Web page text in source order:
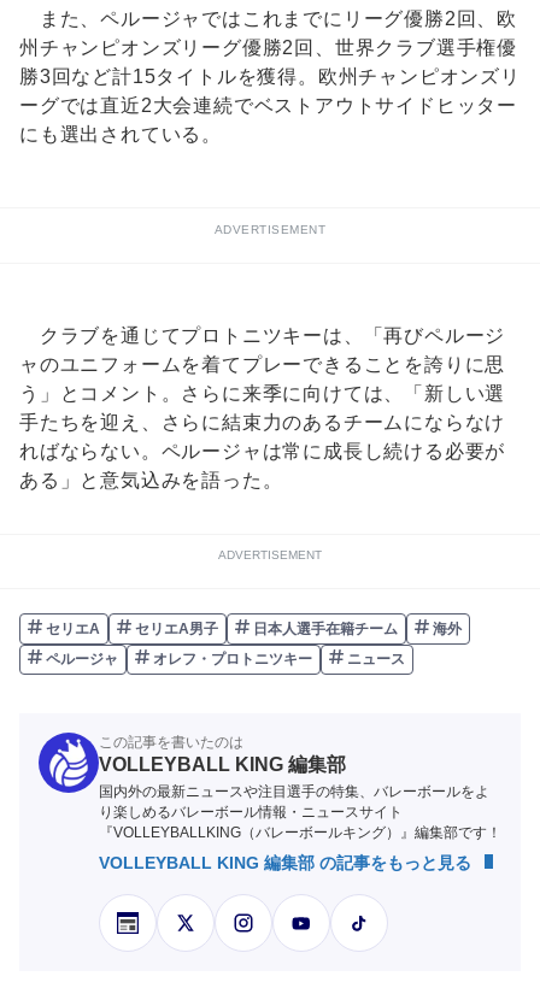
また、ペルージャではこれまでにリーグ優勝2回、欧
州チャンピオンズリーグ優勝2回、世界クラブ選手権優
勝3回など計15タイトルを獲得。欧州チャンピオンズリ
ーグでは直近2大会連続でベストアウトサイドヒッター
にも選出されている。
ADVERTISEMENT
クラブを通じてプロトニツキーは、「再びペルージ
ャのユニフォームを着てプレーできることを誇りに思
う」とコメント。さらに来季に向けては、「新しい選
手たちを迎え、さらに結束力のあるチームにならなけ
ればならない。ペルージャは常に成長し続ける必要が
ある」と意気込みを語った。
ADVERTISEMENT
セリエA セリエA男子 日本人選手在籍チーム
海外
ペルージャ
オレフ・プロトニツキー ニュース
この記事を書いたのは
VOLLEYBALL KING 編集部
国内外の最新ニュースや注目選手の特集、バレーボールをよ
り楽しめるバレーボール情報・ニュースサイト
『VOLLEYBALLKING（バレーボールキング）』編集部です！
VOLLEYBALL KING 編集部 の記事をもっと見る